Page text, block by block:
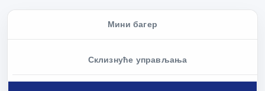
Мини багер
Склизнуће управљања